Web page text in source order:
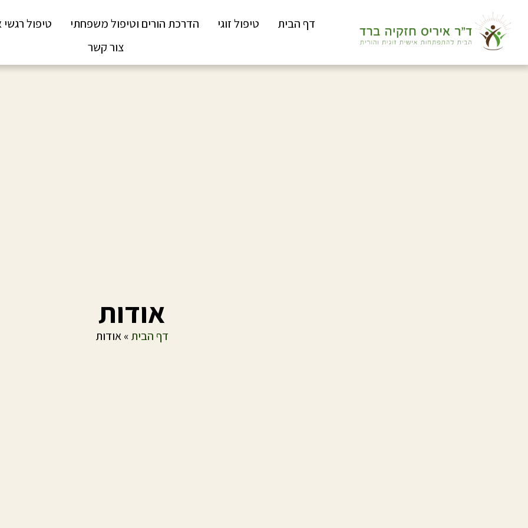
דף הבית טיפול זוגי הדרכת הורים וטיפול משפחתי
טיפול רגשי
צור קשר
אודות
דף הבית»אודות